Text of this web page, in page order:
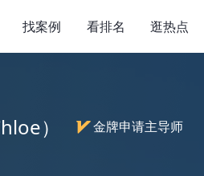
找案例 看排名 逛热点
）
金牌申请主导师